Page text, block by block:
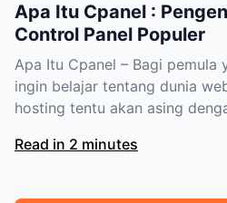
Apa Itu Cpanel :
Control Panel Populer
Apa Itu Cpanel – Bagi pemula
ingin belajar tentang dunia
hosting tentu akan asing
Read in 2 minutes